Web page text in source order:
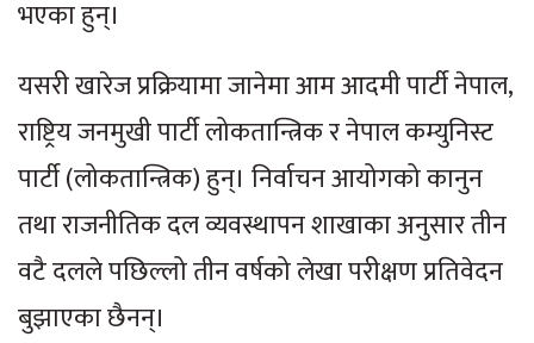
भएका हुन्।
यसरी खारेज प्रक्रियामा जानेमा आम आदमी पार्टी नेपाल,
राष्ट्रिय जनमुखी पार्टी लोकतान्त्रिक र नेपाल कम्युनिस्ट
पार्टी (लोकतान्त्रिक) हुन्। निर्वाचन आयोगको कानुन
तथा राजनीतिक दल व्यवस्थापन शाखाका अनुसार तीन
वटै दलले पछिल्लो तीन वर्षको लेखा परीक्षण प्रतिवेदन
बुझाएका छैनन्।